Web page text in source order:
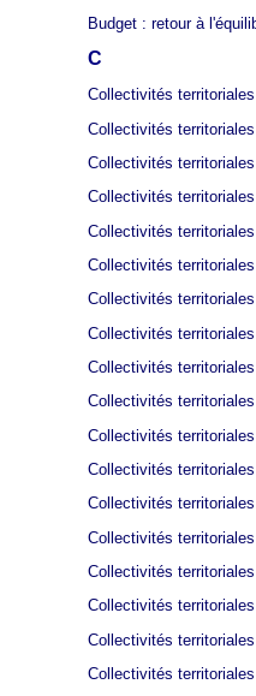
Budget : retour à
C
Collectivités
Collectivités
Collectivités
Collectivités
Collectivités
Collectivités
Collectivités
Collectivités
Collectivités
Collectivités
Collectivités
Collectivités
Collectivités
Collectivités
Collectivités
Collectivités
Collectivités
Collectivités